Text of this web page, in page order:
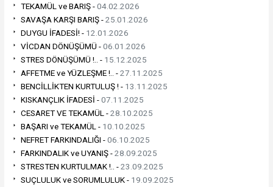
TEKAMÜL ve BARIŞ -04.02.2026
SAVAŞA KARŞI BARIŞ -25.01.2026
DUYGU İFADESİ! - 12.01.2026
VİCDAN DÖNÜŞÜMÜ -06.01.2026
STRES DÖNÜŞÜMÜ !.. - 15.12.2025
AFFETME ve YÜZLEŞME !.. -27.11.2025
BENCİLLİKTEN KURTULUŞ ! - 13.11.2025
KISKANÇLIK İFADESİ -07.11.2025
CESARET VE TEKAMÜL -28.10.2025
BAŞARI ve TEKAMÜL - 10.10.2025
NEFRET FARKINDALIĞI -06.10.2025
FARKINDALIK ve UYANIŞ -28.09.2025
STRESTEN KURTULMAK !.. -23.09.2025
SUÇLULUK ve SORUMLULUK - 19.09.2025